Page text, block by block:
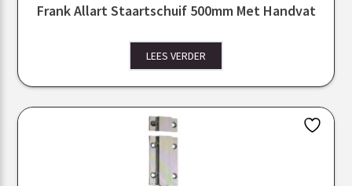
Frank Allart Staartschuif 500mm Met Handvat
LEES VERDER